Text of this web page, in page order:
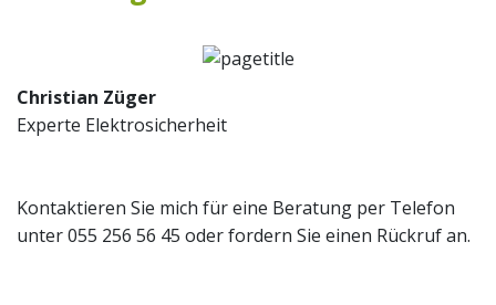
Christian Züger
Experte Elektrosicherheit
Kontaktieren Sie mich für eine Beratung per Telefon
unter 055 256 56 45 oder fordern Sie einen Rückruf an.